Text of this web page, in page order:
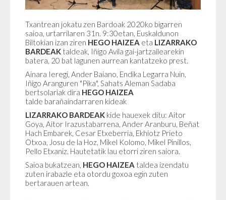
Txantrean jokatu zen Bardoak 2020ko bigarren
saioa, urtarrilaren 31n. 9:30etan, Euskaldunon
Biltokian izan ziren HEGO HAIZEA eta LIZARRAKO
BARDEAK taldeak, Iñigo Avila gai-jartzailearekin
batera, 20 bat lagunen aurrean kantatzeko prest.
Ainara Ieregi, Ander Baiano, Endika Legarra Nuin,
Iñigo Aranguren "Pika", Sahats Aleman Sadaba
bertsolariak dira HEGO HAIZEA
talde barañaindarraren kideak
LIZARRAKO BARDEAK kide hauexek ditu: Aitor
Goya, Aitor Irazustabarrena, Ander Aranburu, Beñat
Hach Embarek, Cesar Etxeberria, Ekhiotz Prieto
Otxoa, Josu de la Hoz, Mikel Kolomo, Mikel Pinillos,
Pello Etxaniz. Hautetatik lau etorri ziren saiora.
Saioa bukatzean, HEGO HAIZEA taldea izendatu
zuten irabazle eta otordu goxoa egin zuten
bertarauen artean.